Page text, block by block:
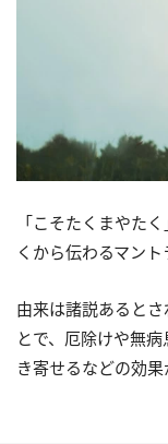
「こそたくまやた
くから伝わるマント
由来は諸説あると
とで、厄除けや無
き寄せるなどの効果